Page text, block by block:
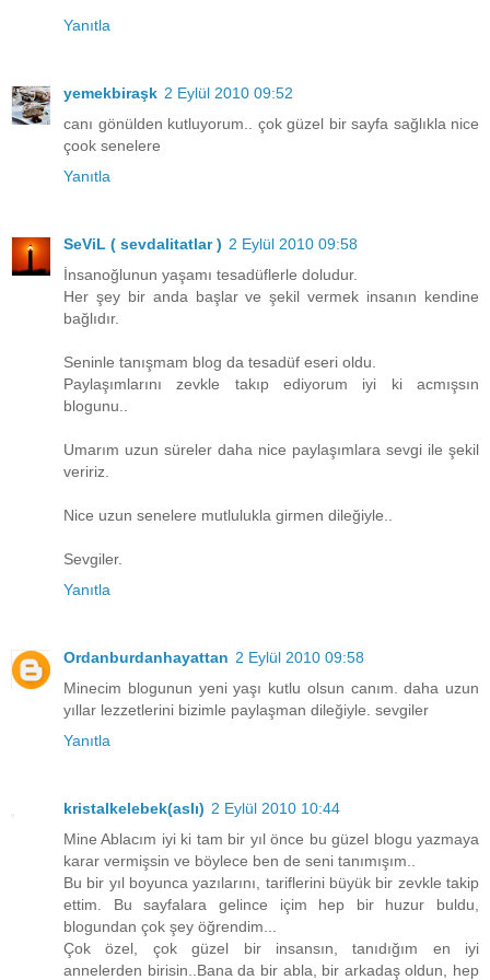
Yanıtla
yemekbiraşk 2 Eylül 2010 09:52
canı gönülden kutluyorum.. çok güzel bir sayfa sağlıkla nice
çook senelere
Yanıtla
SeViL ( sevdalitatlar ) 2 Eylül 2010 09:58
İnsanoğlunun yaşamı tesadüflerle doludur.
Her şey bir anda başlar ve şekil vermek insanın kendine
bağlıdır.
Seninle tanışmam blog da tesadüf eseri oldu.
Paylaşımlarını zevkle takıp ediyorum iyi ki acmışsın
blogunu..
Umarım uzun süreler daha nice paylaşımlara sevgi ile şekil
veririz.
Nice uzun senelere mutlulukla girmen dileğiyle..
Sevgiler.
Yanıtla
Ordanburdanhayattan 2 Eylül 2010 09:58
Minecim blogunun yeni yaşı kutlu olsun canım. daha uzun
yıllar lezzetlerini bizimle paylaşman dileğiyle. sevgiler
Yanıtla
kristalkelebek(aslı) 2 Eylül 2010 10:44
Mine Ablacım iyi ki tam bir yıl önce bu güzel blogu yazmaya
karar vermişsin ve böylece ben de seni tanımışım..
Bu bir yıl boyunca yazılarını, tariflerini büyük bir zevkle takip
ettim. Bu sayfalara gelince içim hep bir huzur buldu,
blogundan çok şey öğrendim...
Çok özel, çok güzel bir insansın, tanıdığım en iyi
annelerden birisin..Bana da bir abla, bir arkadaş oldun, hep